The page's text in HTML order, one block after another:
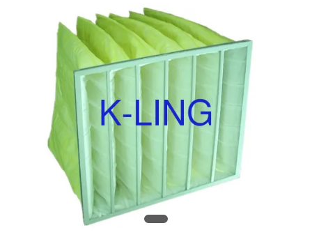
NOUVELLES
AFFAIRES